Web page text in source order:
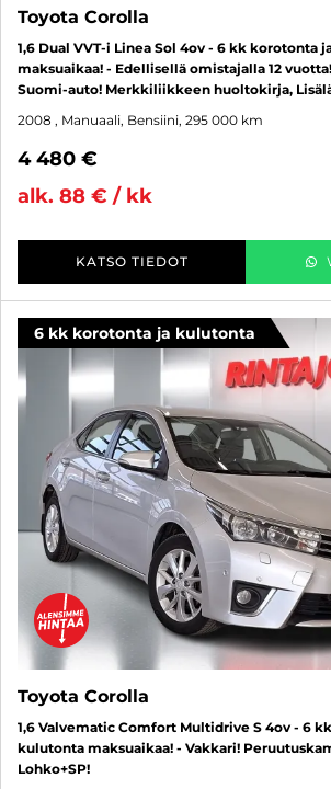
Toyota Corolla
1,6 Dual VVT-i Linea Sol 4ov - 6 kk korotonta
maksuaikaa! - Edellisellä omistajalla 12
Suomi-auto! Merkkiliikkeen huoltokirja,
2008 , Manuaali, Bensiini, 295 000 km
4 480 €
alk. 88 € / kk
KATSO TIEDOT
6 kk korotonta ja kulutonta
Toyota Corolla
1,6 Valvematic Comfort Multidrive S 4ov - 6
kulutonta maksuaikaa! - Vakkari!
Lohko+SP!